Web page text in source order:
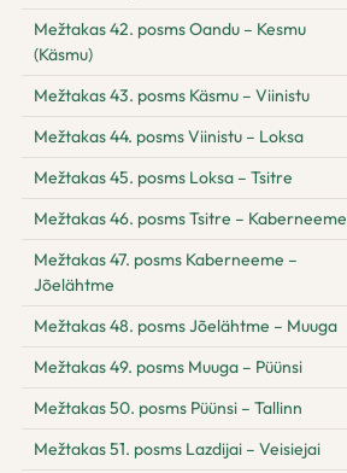
Mežtakas 42. posms Oandu – Kesmu
(Käsmu)
Mežtakas 43. posms Käsmu – Viinistu
Mežtakas 44. posms Viinistu – Loksa
Mežtakas 45. posms Loksa – Tsitre
Mežtakas 46. posms Tsitre – Kaberneeme
Mežtakas 47. posms Kaberneeme –
Jõelähtme
Mežtakas 48. posms Jõelähtme – Muuga
Mežtakas 49. posms Muuga – Püünsi
Mežtakas 50. posms Püünsi – Tallinn
Mežtakas 51. posms Lazdijai – Veisiejai